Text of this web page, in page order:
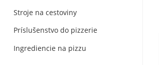
Stroje na cestoviny
Príslušenstvo do pizzerie
Ingrediencie na pizzu